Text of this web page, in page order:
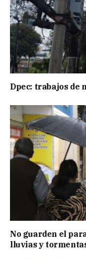
Dpec: trabajos de
No guarden el
lluvias y